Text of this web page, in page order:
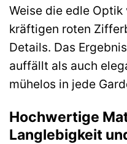
Weise die edle
kräftigen roten
Details. Das
auffällt als auch
mühelos in jede
Hochwertige
Langlebigkeit